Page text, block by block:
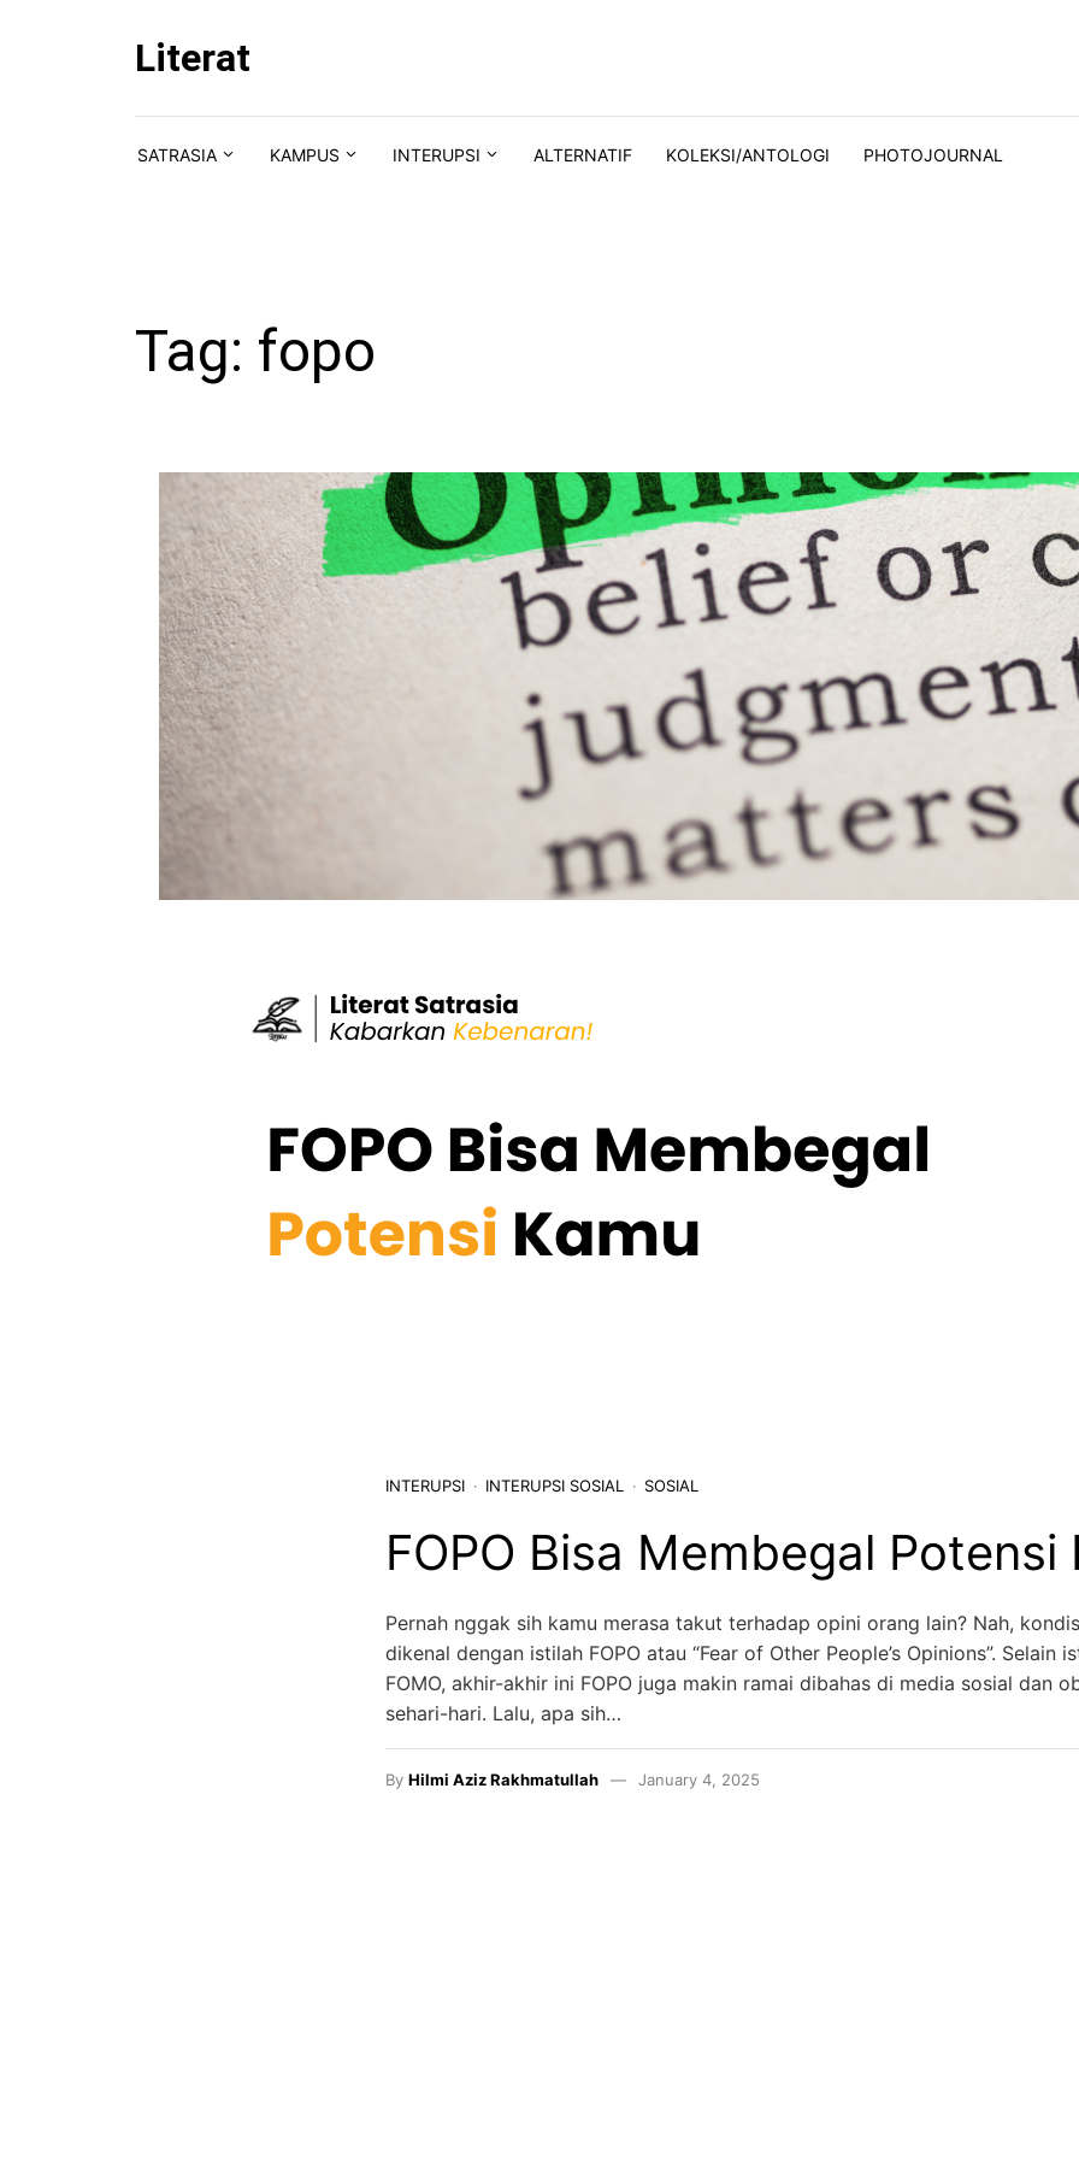
Literat
SATRASIA KAMPUS INTERUPSI ALTERNATIF KOLEKSI/ANTOLOGI PHOTOJOURNAL
Tag: fopo
INTERUPSI INTERUPSI SOSIAL SOSIAL
FOPO Bisa Membegal Potensi
Pernah nggak sih kamu merasa takut terhadap opini orang lain? Nah,
dikenal dengan istilah FOPO atau “Fear of Other People’s Opinions”. Selain
FOMO, akhir-akhir ini FOPO juga makin ramai dibahas di media sosial dan
sehari-hari. Lalu, apa sih…
By Hilmi Aziz Rakhmatullah January 4, 2025